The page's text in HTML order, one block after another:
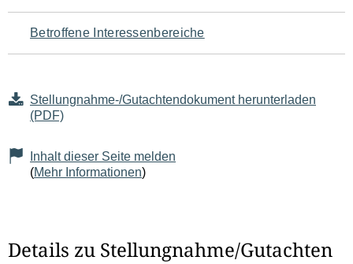
den
Seiteninhalt
Betroffene Interessenbereiche
Stellungnahme-/Gutachtendokument herunterladen
(PDF)
Inhalt dieser Seite melden
(Mehr Informationen)
Details zu Stellungnahme/Gutachten